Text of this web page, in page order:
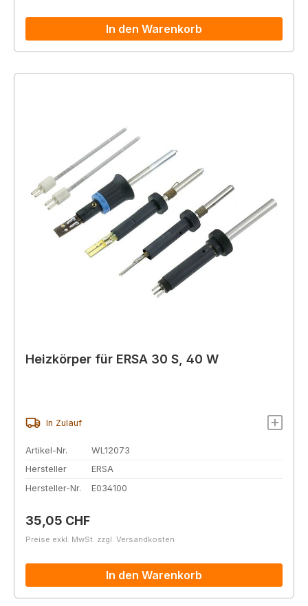
In den Warenkorb
Heizkörper für ERSA 30 S, 40 W
In Zulauf
Artikel-Nr.
WL12073
Hersteller
ERSA
Hersteller-Nr.
E034100
Regulärer Preis:
35,05 CHF
Preise exkl. MwSt. zzgl. Versandkosten
In den Warenkorb